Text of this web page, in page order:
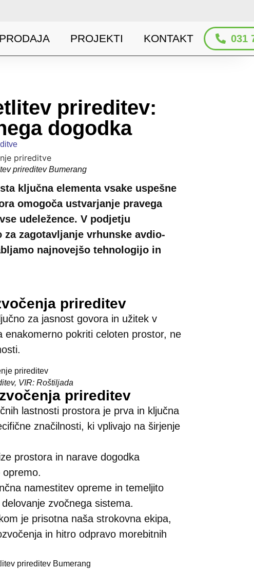
PRODAJA PROJEKTI KONTAKT 031
prireditev:
dogodka
prireditev Bumerang
ključna elementa vsake uspešne
omogoča ustvarjanje pravega
udeležence. V podjetju
zagotavljanje vrhunske avdio-
najnovejšo tehnologijo in
prireditev
za jasnost govora in užitek v
pokriti celoten prostor, ne
VIR: Roštiljada
prireditev
lastnosti prostora je prva in ključna
značilnosti, ki vplivajo na širjenje
prostora in narave dogodka
namestitev opreme in temeljito
zvočnega sistema.
je prisotna naša strokovna ekipa,
in hitro odpravo morebitnih